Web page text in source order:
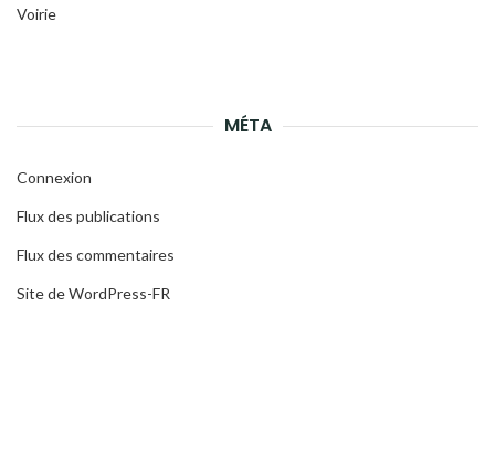
Voirie
MÉTA
Connexion
Flux des publications
Flux des commentaires
Site de WordPress-FR